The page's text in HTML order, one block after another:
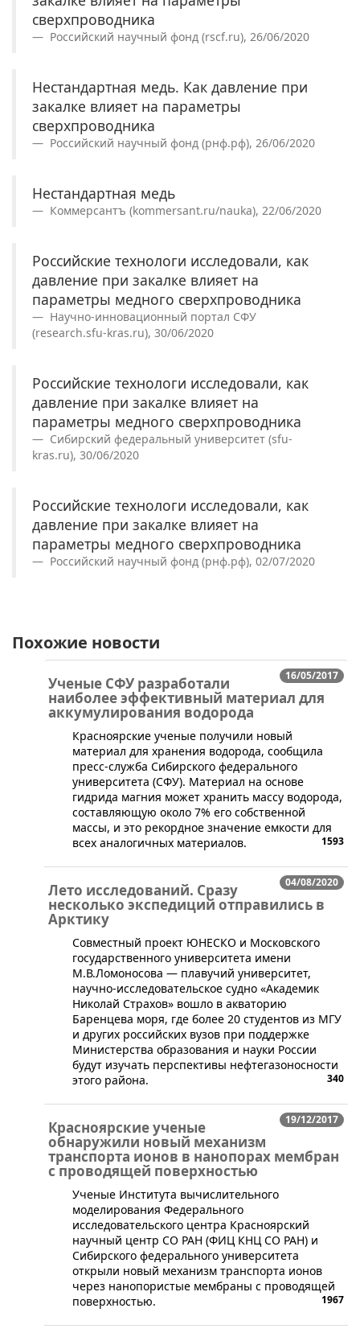
сверхпроводника
Российский научный фонд (rscf.ru), 26/06/2020
Нестандартная медь. Как давление при
закалке влияет на параметры
сверхпроводника
Российский научный фонд (рнф.рф), 26/06/2020
Нестандартная медь
Коммерсантъ (kommersant.ru/nauka), 22/06/2020
Российские технологи исследовали, как
давление при закалке влияет на
параметры медного сверхпроводника
Научно-инновационный портал СФУ
(research.sfu-kras.ru), 30/06/2020
Российские технологи исследовали, как
давление при закалке влияет на
параметры медного сверхпроводника
Сибирский федеральный университет (sfu-
kras.ru), 30/06/2020
Российские технологи исследовали, как
давление при закалке влияет на
параметры медного сверхпроводника
Российский научный фонд (рнф.рф), 02/07/2020
Похожие новости
16/05/2017
Ученые СФУ разработали
наиболее эффективный материал для
аккумулирования водорода
Красноярские ученые получили новый
материал для хранения водорода, сообщила
пресс-служба Сибирского федерального
университета (СФУ). Материал на основе
гидрида магния может хранить массу водорода,
составляющую около 7% его собственной
массы, и это рекордное значение емкости для
всех аналогичных материалов.
1593
04/08/2020
Лето исследований. Сразу
несколько экспедиций отправились в
Арктику
Совместный проект ЮНЕСКО и Московского
государственного университета имени
М.В.Ломоносова — плавучий университет,
научно-исследовательское судно «Академик
Николай Страхов» вошло в акваторию
Баренцева моря, где более 20 студентов из МГУ
и других российских вузов при поддержке
Министерства образования и науки России
будут изучать перспективы нефтегазоносности
этого района.
340
19/12/2017
Красноярские ученые
обнаружили новый механизм
транспорта ионов в нанопорах мембран
с проводящей поверхностью
​Ученые Института вычислительного
моделирования Федерального
исследовательского центра Красноярский
научный центр СО РАН (ФИЦ КНЦ СО РАН) и
Сибирского федерального университета
открыли новый механизм транспорта ионов
через нанопористые мембраны с проводящей
поверхностью.
1967